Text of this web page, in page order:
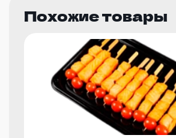
Похожие товары